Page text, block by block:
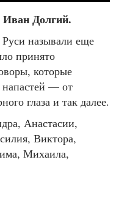
Иван Долгий.
называли еще
принято
которые
— от
глаза и так далее.
Анастасии,
Виктора,
Михаила,